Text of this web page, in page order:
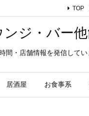
ジ・バー
間・店舗情報を発信してい
居酒屋 お食事系
TOP